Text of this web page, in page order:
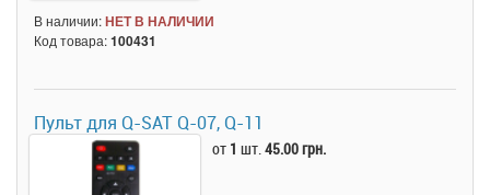
В наличии:НЕТ В НАЛИЧИИ
Код товара:100431
Пульт для Q-SAT Q-07, Q-11
от 1 шт.45.00 грн.